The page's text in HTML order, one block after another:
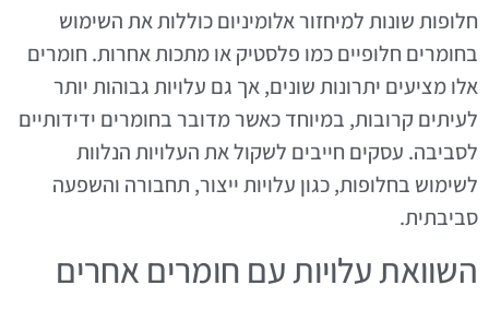
חלופות שונות למיחזור אלומיניום כוללות את השימוש
בחומרים חלופיים כמו פלסטיק או מתכות אחרות. חומרים
אלו מציעים יתרונות שונים, אך גם עלויות גבוהות יותר
לעיתים קרובות, במיוחד כאשר מדובר בחומרים ידידותיים
לסביבה. עסקים חייבים לשקול את העלויות הנלוות
לשימוש בחלופות, כגון עלויות ייצור, תחבורה והשפעה
סביבתית.
השוואת עלויות עם חומרים אחרים